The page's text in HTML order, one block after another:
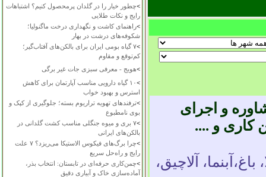
>چطور خیار را در گلدان پرمحصول کنیم؟ اشتباهات
رایج و نکات طلایی
>راهنمای کاشت و نگهداری درخت ماگنولیا؛
شکوفه‌های درشت در بهار
>
۷ گیاه بومی ایران برای بالکن‌های آفتاب‌گیر؛
کم‌توقع و مقاوم
>هویج - معرفی سبزی جات غیر برگی
>
۱۰ گیاه دارویی مناسب آپارتمان برای کاهش
استرس و بهبود خواب
>ترفندهای تهویه تراریوم بسته؛ جلوگیری از کپک و
بوی نامطبوع
>
۷ بری و میوه جنگلی مناسب کشت گلدانی در
بالکن‌های ایرانی
>
چرا برگ‌های فیکوس الاستیکا می‌ریزد؟ ۷ علت
رایج و راه‌حل سریع
>چمن‌کاری حرفه‌ای در تابستان: انتخاب بذر،
آماده‌سازی خاک و آبیاری دقیق
و اجرای
کاری و ....
آلاچیق،